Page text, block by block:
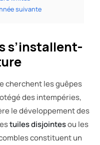
suivante
s’installent-
cherchent les guêpes
des intempéries,
le développement des
tuiles disjointesou les
constituent un